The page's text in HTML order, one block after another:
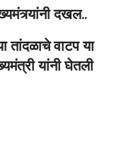
दखल..
तांदळाचे वाटप या
यांनी घेतली